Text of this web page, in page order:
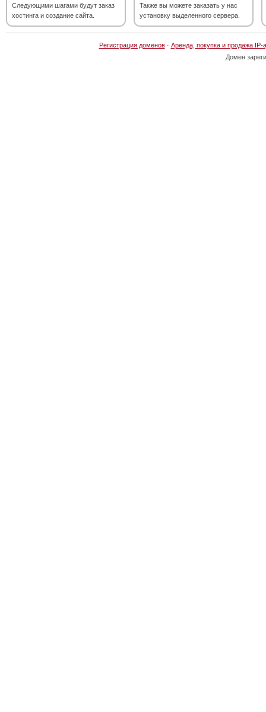
Следующими шагами будут заказ
хостинга и создание сайта.
Также вы можете заказать у нас
установку выделенного сервера.
Регистрация доменов· Аренда, покупка и продажа IP-
Домен